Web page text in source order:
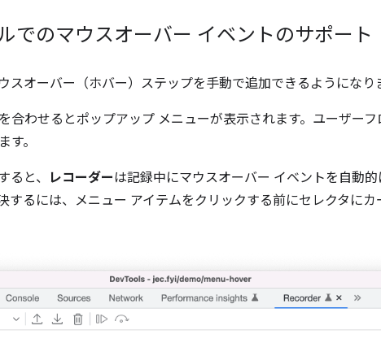
でのマウスオーバー イベントのサポート
スオーバー（ホバー）ステップを手動で追加できるようになり
合わせるとポップアップ メニューが表示されます。ユーザー
す。
ると、 レコーダーは記録中にマウスオーバー イベントを自動
するには、メニュー アイテムをクリックする前にセレクタにカ